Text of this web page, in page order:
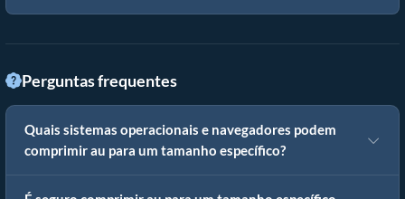
Perguntas frequentes
Quais sistemas operacionais e navegadores podem
comprimir au para um tamanho específico?